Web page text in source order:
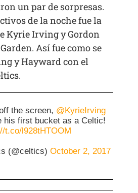
un par de sorpresas.
de la noche fue la
Kyrie Irving y Gordon
Así fue como se
y Hayward con el
the screen, @KyrieIrving
his first bucket as a Celtic!
t.co/l928tHTOOM
(@celtics) October 2, 2017